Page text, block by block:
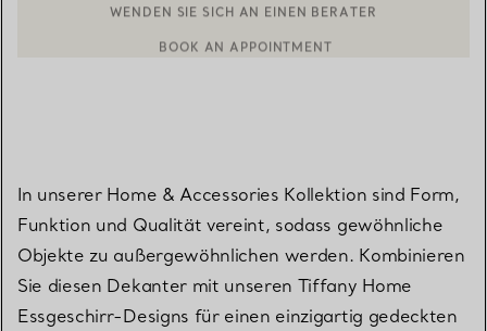
In unserer Home & Accessories Kollektion sind Form,
Funktion und Qualität vereint, sodass gewöhnliche
Objekte zu außergewöhnlichen werden. Kombinieren
Sie diesen Dekanter mit unseren Tiffany Home
Essgeschirr-Designs für einen einzigartig gedeckten